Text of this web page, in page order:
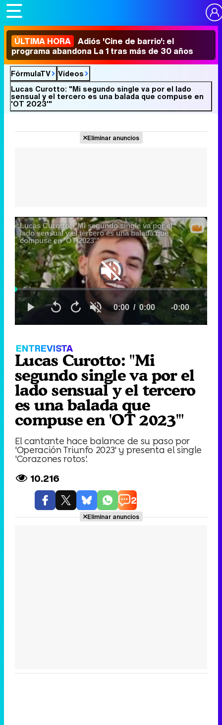
ÚLTIMA HORA Adiós 'Cine de barrio': el
programa abandona La 1 tras más de 30 años
FórmulaTV
Vídeos
Lucas Curotto: "Mi segundo single va por el lado
sensual y el tercero es una balada que compuse en
'OT 2023'"
Eliminar anuncios
Video
Player
is
loading.
Pause
Seek
seconds
Seek
seconds
Unmute Current
0:00 / Duration
27:30
Loaded:
0.00%
Remaining
-27:30
in-
ENTREVISTA
Lucas Curotto: "Mi
segundo single va por el
lado sensual y el tercero
es una balada que
compuse en 'OT 2023'"
El cantante hace balance de su paso por
'Operación Triunfo 2023' y presenta el single
'Corazones rotos'.
10.216
2
Eliminar anuncios